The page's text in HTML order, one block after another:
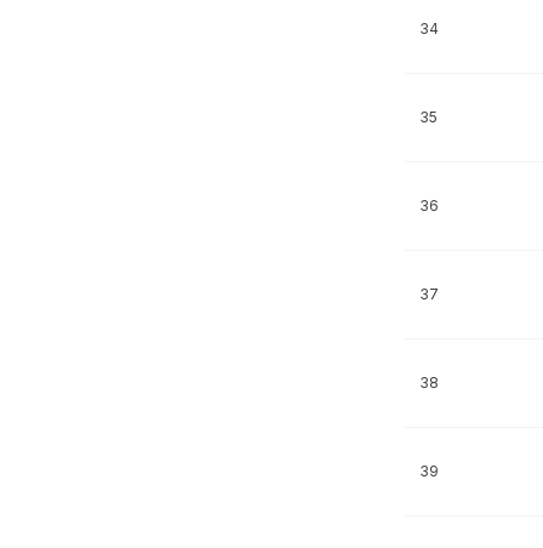
34
35
36
37
38
39